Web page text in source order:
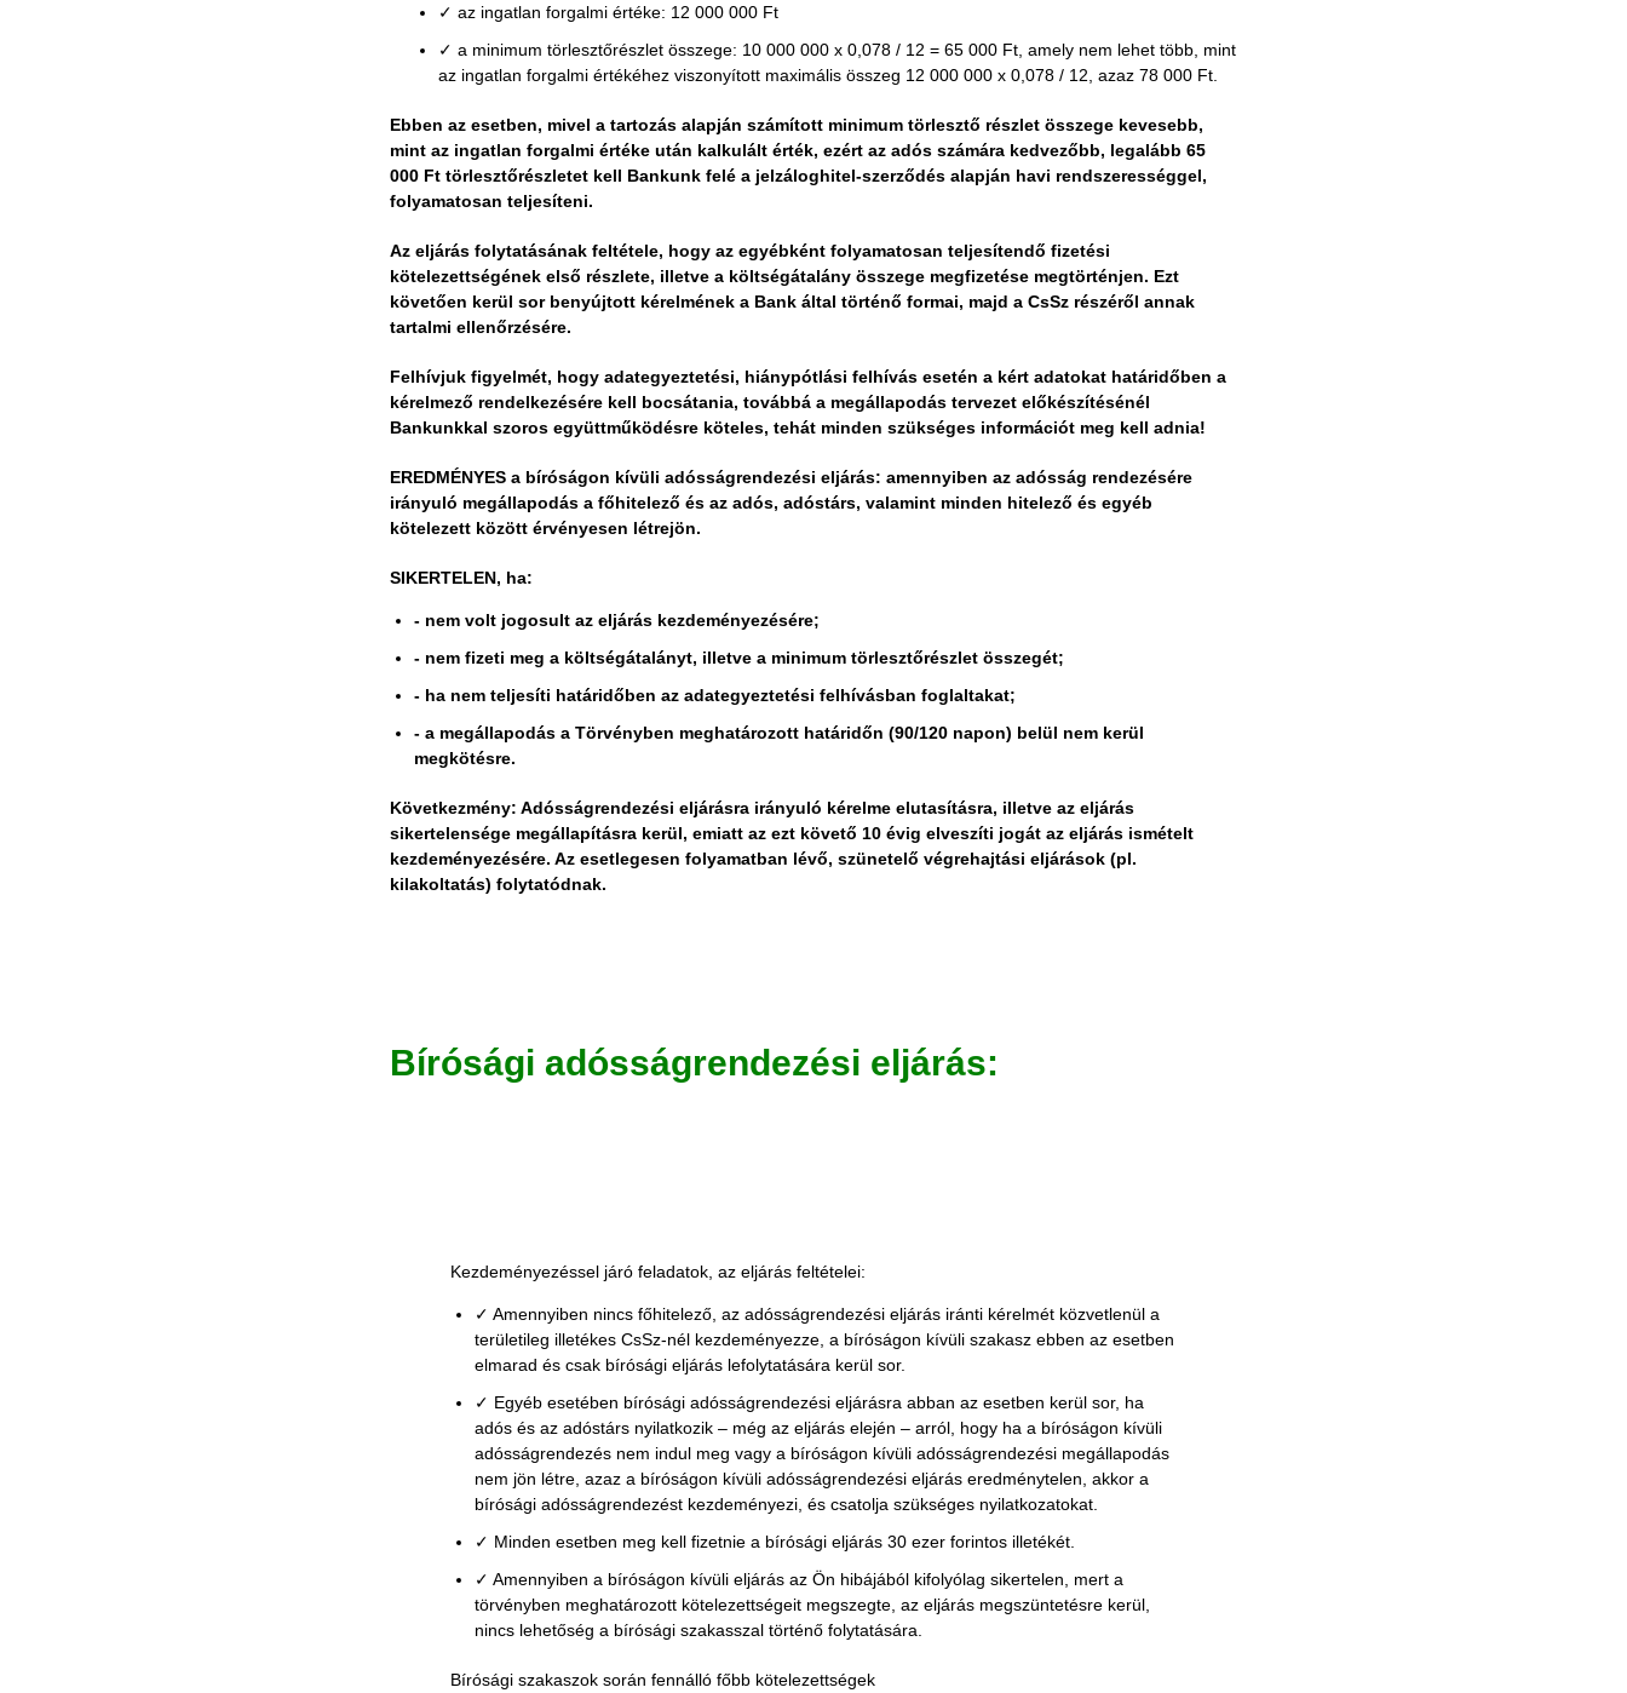
✓ az ingatlan forgalmi értéke: 12 000 000 Ft
✓ a minimum törlesztőrészlet összege: 10 000 000 x 0,078 / 12 = 65 000 Ft, amely nem lehet több, mint
az ingatlan forgalmi értékéhez viszonyított maximális összeg 12 000 000 x 0,078 / 12, azaz 78 000 Ft.
Ebben az esetben, mivel a tartozás alapján számított minimum törlesztő részlet összege kevesebb,
mint az ingatlan forgalmi értéke után kalkulált érték, ezért az adós számára kedvezőbb, legalább 65
000 Ft törlesztőrészletet kell Bankunk felé a jelzáloghitel-szerződés alapján havi rendszerességgel,
folyamatosan teljesíteni.
Az eljárás folytatásának feltétele, hogy az egyébként folyamatosan teljesítendő fizetési
kötelezettségének első részlete, illetve a költségátalány összege megfizetése megtörténjen. Ezt
követően kerül sor benyújtott kérelmének a Bank által történő formai, majd a CsSz részéről annak
tartalmi ellenőrzésére.
Felhívjuk figyelmét, hogy adategyeztetési, hiánypótlási felhívás esetén a kért adatokat határidőben a
kérelmező rendelkezésére kell bocsátania, továbbá a megállapodás tervezet előkészítésénél
Bankunkkal szoros együttműködésre köteles, tehát minden szükséges információt meg kell adnia!
EREDMÉNYES a bíróságon kívüli adósságrendezési eljárás: amennyiben az adósság rendezésére
irányuló megállapodás a főhitelező és az adós, adóstárs, valamint minden hitelező és egyéb
kötelezett között érvényesen létrejön.
SIKERTELEN, ha:
- nem volt jogosult az eljárás kezdeményezésére;
- nem fizeti meg a költségátalányt, illetve a minimum törlesztőrészlet összegét;
- ha nem teljesíti határidőben az adategyeztetési felhívásban foglaltakat;
- a megállapodás a Törvényben meghatározott határidőn (90/120 napon) belül nem kerül
megkötésre.
Következmény: Adósságrendezési eljárásra irányuló kérelme elutasításra, illetve az eljárás
sikertelensége megállapításra kerül, emiatt az ezt követő 10 évig elveszíti jogát az eljárás ismételt
kezdeményezésére. Az esetlegesen folyamatban lévő, szünetelő végrehajtási eljárások (pl.
kilakoltatás) folytatódnak.
Bírósági adósságrendezési eljárás:
Kezdeményezéssel járó feladatok, az eljárás feltételei:
✓ Amennyiben nincs főhitelező, az adósságrendezési eljárás iránti kérelmét közvetlenül a
területileg illetékes CsSz-nél kezdeményezze, a bíróságon kívüli szakasz ebben az esetben
elmarad és csak bírósági eljárás lefolytatására kerül sor.
✓ Egyéb esetében bírósági adósságrendezési eljárásra abban az esetben kerül sor, ha
adós és az adóstárs nyilatkozik – még az eljárás elején – arról, hogy ha a bíróságon kívüli
adósságrendezés nem indul meg vagy a bíróságon kívüli adósságrendezési megállapodás
nem jön létre, azaz a bíróságon kívüli adósságrendezési eljárás eredménytelen, akkor a
bírósági adósságrendezést kezdeményezi, és csatolja szükséges nyilatkozatokat.
✓ Minden esetben meg kell fizetnie a bírósági eljárás 30 ezer forintos illetékét.
✓ Amennyiben a bíróságon kívüli eljárás az Ön hibájából kifolyólag sikertelen, mert a
törvényben meghatározott kötelezettségeit megszegte, az eljárás megszüntetésre kerül,
nincs lehetőség a bírósági szakasszal történő folytatására.
Bírósági szakaszok során fennálló főbb kötelezettségek